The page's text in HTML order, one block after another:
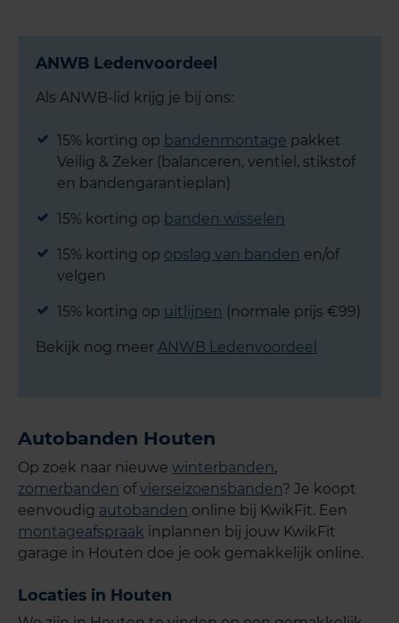
ANWB Ledenvoordeel
Als ANWB-lid krijg je bij ons:
15% korting op bandenmontage pakket
Veilig & Zeker (balanceren, ventiel, stikstof
en bandengarantieplan)
15% korting op banden wisselen
15% korting op opslag van banden en/of
velgen
15% korting op uitlijnen (normale prijs €99)
Bekijk nog meer ANWB Ledenvoordeel
Autobanden Houten
Op zoek naar nieuwe winterbanden,
zomerbanden ofvierseizoensbanden? Je koopt
eenvoudig autobanden online bij KwikFit. Een
montageafspraak inplannen bij jouw KwikFit
garage in Houten doe je ook gemakkelijk online.
Locaties in Houten